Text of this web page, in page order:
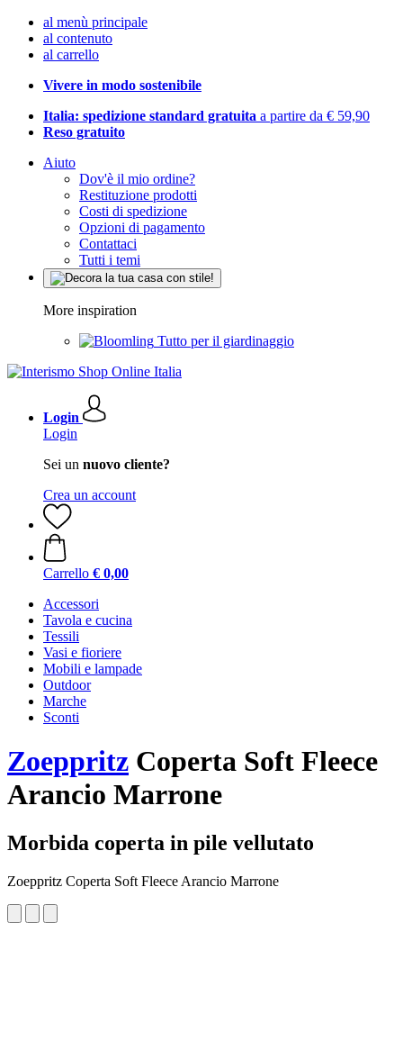
al menù principale
al contenuto
al carrello
Vivere in modo sostenibile
Italia: spedizione standard gratuita a partire da € 59,90
Reso gratuito
Aiuto
Dov'è il mio ordine?
Restituzione prodotti
Costi di spedizione
Opzioni di pagamento
Contattaci
Tutti i temi
More inspiration
Tutto per il giardinaggio
Login
Login
Sei un nuovo cliente?
Crea un account
Carrello € 0,00
Accessori
Tavola e cucina
Tessili
Vasi e fioriere
Mobili e lampade
Outdoor
Marche
Sconti
Zoeppritz Coperta Soft Fleece
Arancio Marrone
Morbida coperta in pile vellutato
Zoeppritz Coperta Soft Fleece Arancio Marrone